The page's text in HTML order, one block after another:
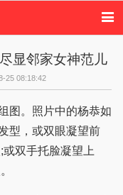
目
偶像活动
显邻家女神范儿
25 08:18:42
。照片中的杨恭如
型，或双眼凝望前
双手托脸凝望上